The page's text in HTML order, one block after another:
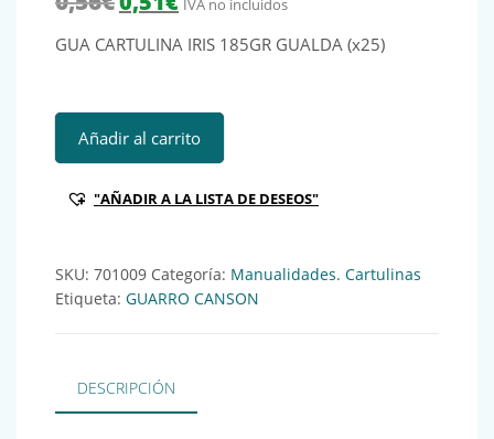
IVA no incluidos
GUA CARTULINA IRIS 185GR GUALDA (x25)
GUA CARTULINA IRIS 185GR GUALDA (x25) Ref:701009
Añadir al carrito
"AÑADIR A LA LISTA DE DESEOS"
SKU: 701009 Categoría: Manualidades. Cartulinas
Etiqueta: GUARRO CANSON
DESCRIPCIÓN